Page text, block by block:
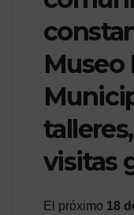
Museo
visitas
El próximo 18